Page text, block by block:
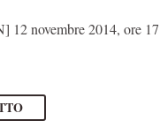
novembre 2014, ore